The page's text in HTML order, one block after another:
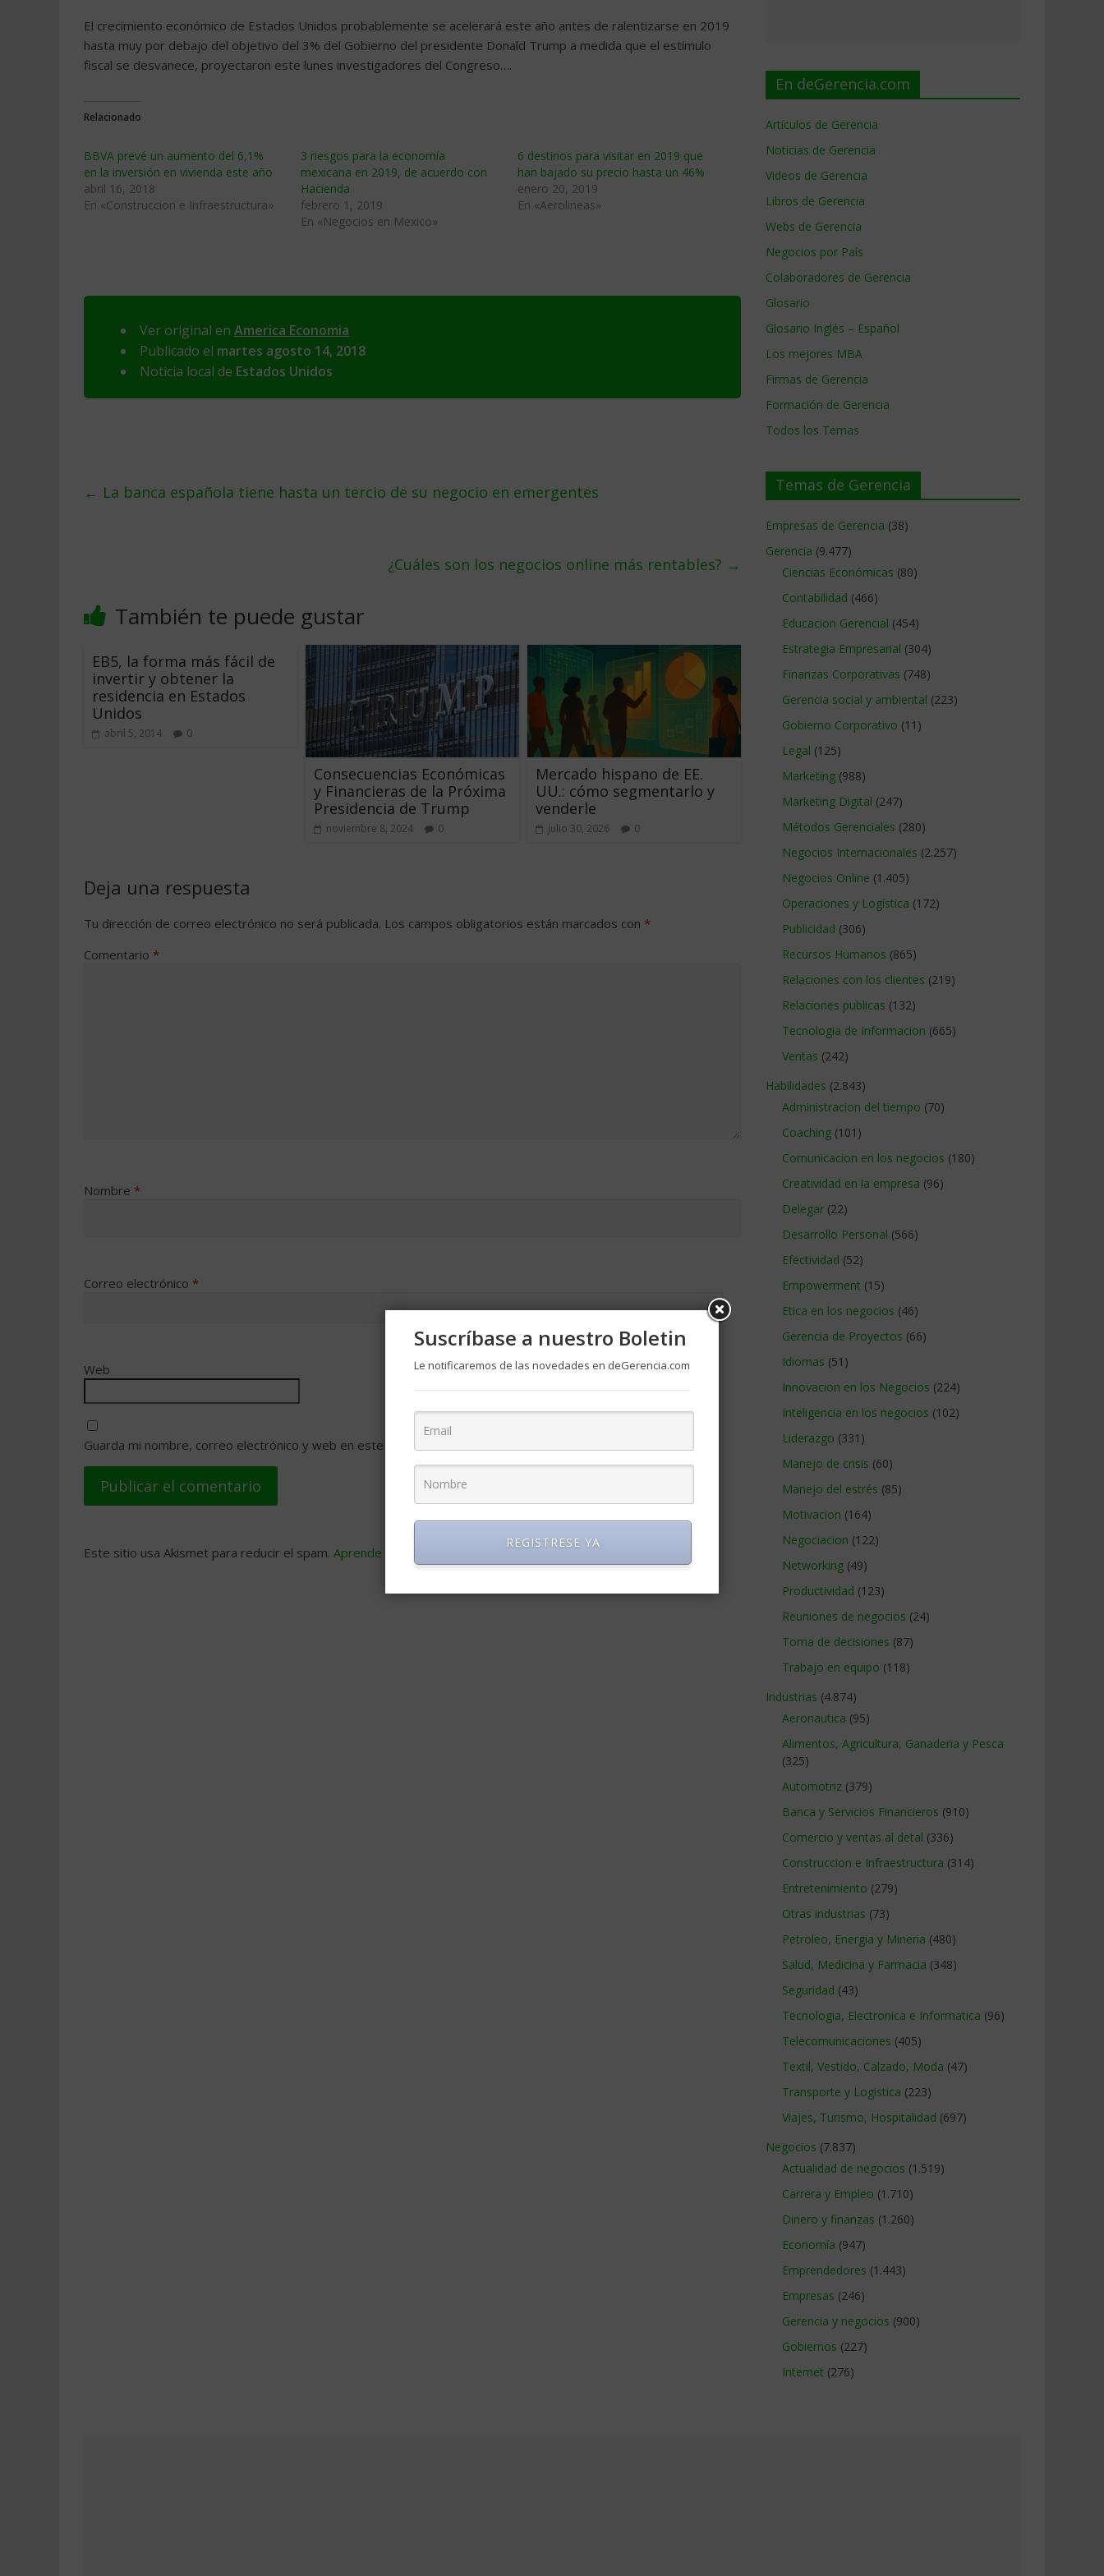
El crecimiento económico de Estados Unidos probablemente se acelerará este año antes de ralentizarse en 2019
hasta muy por debajo del objetivo del 3% del Gobierno del presidente Donald Trump a medida que el estímulo
fiscal se desvanece, proyectaron este lunes investigadores del Congreso….
Relacionado
BBVA prevé un aumento del 6,1%
en la inversión en vivienda este año
abril 16, 2018
En «Construccion e Infraestructura»
3 riesgos para la economía
mexicana en 2019, de acuerdo con
Hacienda
febrero 1, 2019
En «Negocios en Mexico»
6 destinos para visitar en 2019 que
han bajado su precio hasta un 46%
enero 20, 2019
En «Aerolineas»
Ver original en America Economia
Publicado el martes agosto 14, 2018
Noticia local de Estados Unidos
← La banca española tiene hasta un tercio de su negocio en emergentes
¿Cuáles son los negocios online más rentables? →
También te puede gustar
EB5, la forma más fácil de
invertir y obtener la
residencia en Estados
Unidos
abril 5, 2014 0
Consecuencias Económicas
y Financieras de la Próxima
Presidencia de Trump
noviembre 8, 2024 0
Mercado hispano de EE.
UU.: cómo segmentarlo y
venderle
julio 30, 2026 0
Deja una respuesta
Tu dirección de correo electrónico no será publicada. Los campos obligatorios están marcados con *
Comentario *
Nombre *
Correo electrónico *
Web
Guarda mi nombre, correo electrónico y web en este navegador para la próxima vez que comente.
Este sitio usa Akismet para reducir el spam. Aprende cómo se procesan los datos de tus comentarios
En deGerencia.com
Artículos de Gerencia
Noticias de Gerencia
Videos de Gerencia
Libros de Gerencia
Webs de Gerencia
Negocios por País
Colaboradores de Gerencia
Glosario
Glosario Inglés – Español
Los mejores MBA
Firmas de Gerencia
Formación de Gerencia
Todos los Temas
Temas de Gerencia
Empresas de Gerencia (38)
Gerencia (9.477)
Ciencias Económicas (80)
Contabilidad (466)
Educacion Gerencial (454)
Estrategia Empresarial (304)
Finanzas Corporativas (748)
Gerencia social y ambiental (223)
Gobierno Corporativo (11)
Legal (125)
Marketing (988)
Marketing Digital (247)
Métodos Gerenciales (280)
Negocios Internacionales (2.257)
Negocios Online (1.405)
Operaciones y Logística (172)
Publicidad (306)
Recursos Humanos (865)
Relaciones con los clientes (219)
Relaciones publicas (132)
Tecnologia de Informacion (665)
Ventas (242)
Habilidades (2.843)
Administracion del tiempo (70)
Coaching (101)
Comunicacion en los negocios (180)
Creatividad en la empresa (96)
Delegar (22)
Desarrollo Personal (566)
Efectividad (52)
Empowerment (15)
Etica en los negocios (46)
Gerencia de Proyectos (66)
Idiomas (51)
Innovacion en los Negocios (224)
Inteligencia en los negocios (102)
Liderazgo (331)
Manejo de crisis (60)
Manejo del estrés (85)
Motivacion (164)
Negociacion (122)
Networking (49)
Productividad (123)
Reuniones de negocios (24)
Toma de decisiones (87)
Trabajo en equipo (118)
Industrias (4.874)
Aeronautica (95)
Alimentos, Agricultura, Ganaderia y Pesca
(325)
Automotriz (379)
Banca y Servicios Financieros (910)
Comercio y ventas al detal (336)
Construccion e Infraestructura (314)
Entretenimiento (279)
Otras industrias (73)
Petroleo, Energia y Mineria (480)
Salud, Medicina y Farmacia (348)
Seguridad (43)
Tecnologia, Electronica e Informatica (96)
Telecomunicaciones (405)
Textil, Vestido, Calzado, Moda (47)
Transporte y Logistica (223)
Viajes, Turismo, Hospitalidad (697)
Negocios (7.837)
Actualidad de negocios (1.519)
Carrera y Empleo (1.710)
Dinero y finanzas (1.260)
Economía (947)
Emprendedores (1.443)
Empresas (246)
Gerencia y negocios (900)
Gobiernos (227)
Internet (276)
Suscríbase a nuestro Boletin
Le notificaremos de las novedades en deGerencia.com
REGISTRESE YA